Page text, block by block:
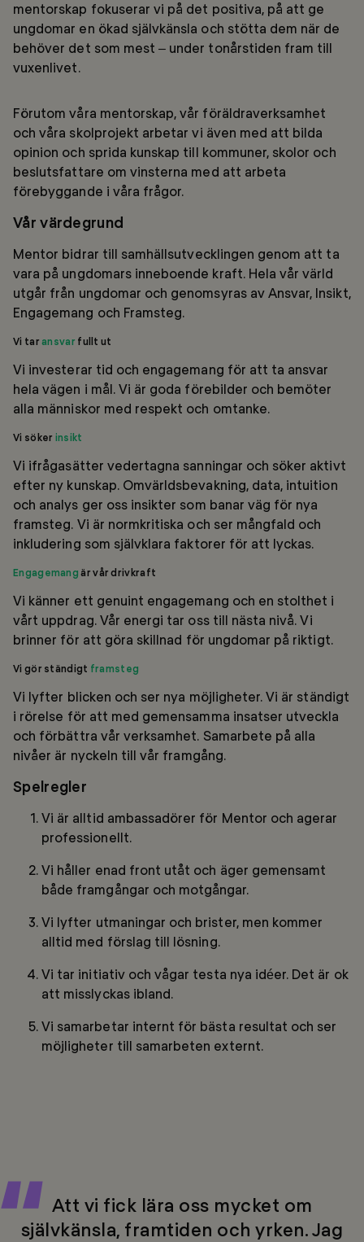
mentorskap fokuserar vi på det positiva, på att ge
ungdomar en ökad självkänsla och stötta dem när de
behöver det som mest – under tonårstiden fram till
vuxenlivet.
Förutom våra mentorskap, vår föräldraverksamhet
och våra skolprojekt arbetar vi även med att bilda
opinion och sprida kunskap till kommuner, skolor och
beslutsfattare om vinsterna med att arbeta
förebyggande i våra frågor.
Vår värdegrund
Mentor bidrar till samhällsutvecklingen genom att ta
vara på ungdomars inneboende kraft. Hela vår värld
utgår från ungdomar och genomsyras av Ansvar, Insikt,
Engagemang och Framsteg.
Vi taransvar fullt ut
Vi investerar tid och engagemang för att ta ansvar
hela vägen i mål. Vi är goda förebilder och bemöter
alla människor med respekt och omtanke.
Vi söker insikt
Vi ifrågasätter vedertagna sanningar och söker aktivt
efter ny kunskap. Omvärldsbevakning, data, intuition
och analys ger oss insikter som banar väg för nya
framsteg. Vi är normkritiska och ser mångfald och
inkludering som självklara faktorer för att lyckas.
Engagemang är vår drivkraft
Vi känner ett genuint engagemang och en stolthet i
vårt uppdrag. Vår energi tar oss till nästa nivå. Vi
brinner för att göra skillnad för ungdomar på riktigt. ​
Vi gör ständigt framsteg
Vi lyfter blicken och ser nya möjligheter. Vi är ständigt
i rörelse för att med gemensamma insatser utveckla
och förbättra vår verksamhet. Samarbete på alla
nivåer är nyckeln till vår framgång.
Spelregler
Vi är alltid ambassadörer för Mentor och agerar
professionellt.
Vi håller enad front utåt och äger gemensamt
både framgångar och motgångar.
Vi lyfter utmaningar och brister, men kommer
alltid med förslag till lösning.
Vi tar initiativ och vågar testa nya idéer. Det är ok
att misslyckas ibland.
Vi samarbetar internt för bästa resultat och ser
möjligheter till samarbeten externt.
Att vi fick lära oss mycket om
självkänsla, framtiden och yrken. Jag